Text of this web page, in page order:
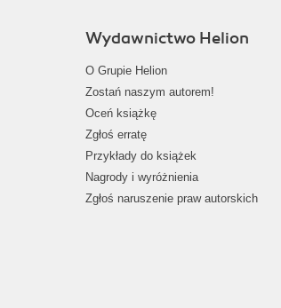
Wydawnictwo Helion
O Grupie Helion
Zostań naszym autorem!
Oceń książkę
Zgłoś erratę
Przykłady do książek
Nagrody i wyróżnienia
Zgłoś naruszenie praw autorskich